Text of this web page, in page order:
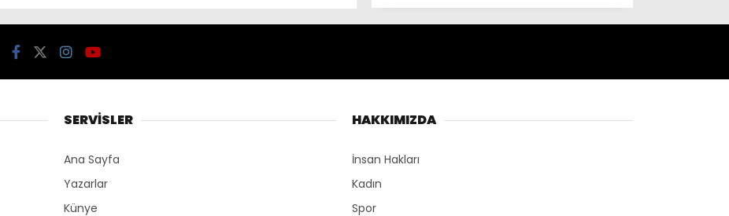
SERVİSLER
Ana Sayfa
Yazarlar
Künye
HAKKIMIZDA
İnsan Hakları
Kadın
Spor